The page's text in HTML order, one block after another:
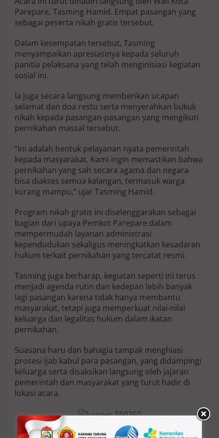
g
M
a
p
u
Parepare, Tasming Hamid. Empat pasangan yang
sebagai peserta nikah gratis tersebut.
Dalam kesempatan tersebut, Tasming
menyampaikan apresiasinya kepada seluruh
panitia pelaksana yang telah menginisiasi kegiatan
sosial ini.
Ia juga secara langsung memberikan ucapan
selamat dan doa restu serta menyerahkan bukuk
nikah kepada pasangan-pasangan yang mengikuti
pernikahan massal tersebut.
“Ini adalah bentuk pelayanan nyata pemerintah
kepada masyarakat. Kami ingin memastikan bahwa
pernikahan yang sah secara agama dan negara
bisa diakses semua kalangan, termasuk warga
kurang mampu,” ujar Tasming Hamid.
Program nikah gratis ini diselenggarakan sebagai
bagian dari upaya Pemkot Parepare dalam
mempermudah layanan administrasi
kependudukan sekaligus meningkatkan kesadaran
hukum terkait pernikahan yang tercatat resmi.
Tasming juga berharap, kegiatan seperti ini terus
menjadi agenda rutin dan kedepan lebih banyak
lagi pasangan karena tidak hanya membantu
masyarakat, tetapi juga memperkuat nilai-nilai
keluarga dan legalitas hukum dalam ikatan
pernikahan.
Suasana haru dan bahagia tampak menghiasi
prosesi ijab kabul para pasangan, yang didampingi
keluarga serta disaksikan langsung oleh jajaran
pemerintah dan masyarakat yang turut hadir di
lokasi acara.